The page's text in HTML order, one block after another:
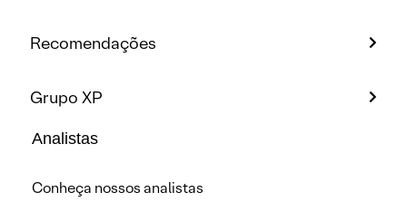
Recomendações
Grupo XP
Analistas
Conheça nossos analistas